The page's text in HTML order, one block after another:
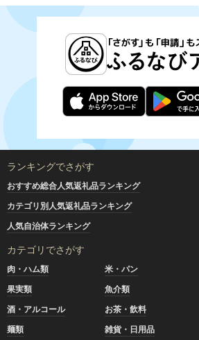
ランキングでさがす
おすすめ総合人気返礼品ランキング
カテゴリ別人気返礼品ランキング
人気自治体ランキング
カテゴリでさがす
肉・ハム類 米・パン
果実類
魚介類
酒・アルコール
お茶・飲料
麺類
雑貨・日用品